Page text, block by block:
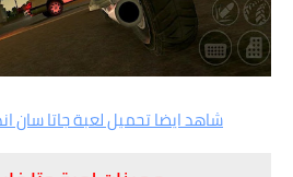
شاهد ايضا تحميل لعبة جاتا سان